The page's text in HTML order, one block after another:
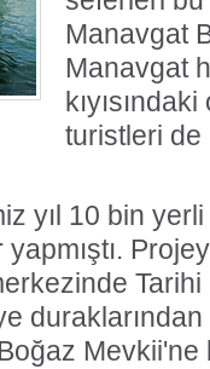
Manavgat
Manavgat
turistleri de
yıl 10 bin
Tarihi